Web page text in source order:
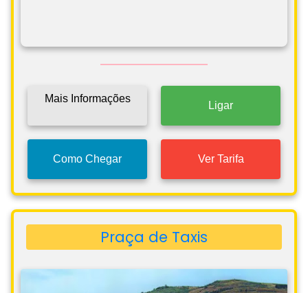
Mais Informações
Ligar
Como Chegar Ver Tarifa
Praça de Taxis